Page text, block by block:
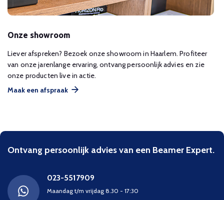
Onze showroom
Liever afspreken? Bezoek onze showroom in Haarlem. Profiteer
van onze jarenlange ervaring, ontvang persoonlijk advies en zie
onze producten live in actie.
Maak een afspraak
Ontvang persoonlijk advies van een Beamer Expert.
023-5517909
Maandag t/m vrijdag 8.30 - 17:30